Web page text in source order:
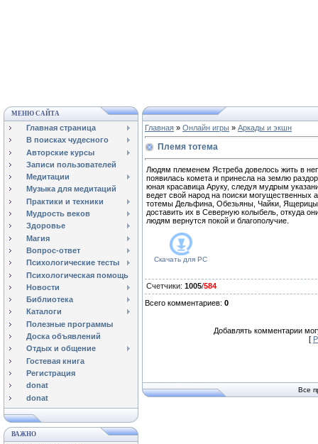
МЕНЮ САЙТА
Главная страница
В поисках чудесного
Авторские курсы
Записи пользователей
Медитации
Музыка для медитаций
Практики и техники
Мудрость веков
Здоровье
Магия
Вопрос-ответ
Психологические тесты
Психологическая помощь
Новости
Библиотека
Каталоги
Полезные программы
Доска объявлений
Отдых и общение
Гостевая книга
Регистрация
donat
donat
ВАЖНО
Главная » Онлайн игры » Аркады и экшн
Племя тотема
Людям племенем Ястреба довелось жить в
появилась комета и принесла на землю
юная красавица Аруку, следуя мудрым
ведет свой народ на поиски могущественных
тотемы Дельфина, Обезьяны, Чайки,
доставить их в Северную колыбель, откуда
людям вернутся покой и благополучие.
Скачать для PC
Счетчики: 1005/584
Всего комментариев: 0
Добавлять комментарии
[
Все